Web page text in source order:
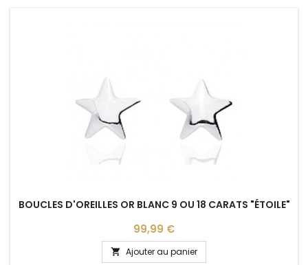
BOUCLES D'OREILLES OR BLANC 9 OU 18 CARATS "ÉTOILE"
Prix
99,99 €
 Ajouter au panier